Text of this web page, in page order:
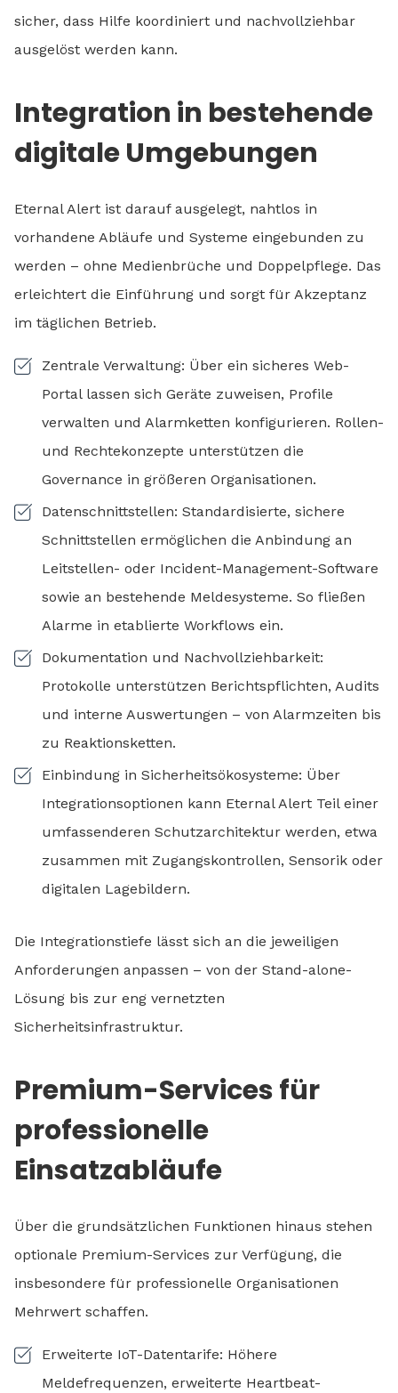
sicher, dass Hilfe koordiniert und nachvollziehbar
ausgelöst werden kann.
Integration in bestehende
digitale Umgebungen
Eternal Alert ist darauf ausgelegt, nahtlos in
vorhandene Abläufe und Systeme eingebunden zu
werden – ohne Medienbrüche und Doppelpflege. Das
erleichtert die Einführung und sorgt für Akzeptanz
im täglichen Betrieb.
Zentrale Verwaltung: Über ein sicheres Web-
Portal lassen sich Geräte zuweisen, Profile
verwalten und Alarmketten konfigurieren. Rollen-
und Rechtekonzepte unterstützen die
Governance in größeren Organisationen.
Datenschnittstellen: Standardisierte, sichere
Schnittstellen ermöglichen die Anbindung an
Leitstellen- oder Incident-Management-Software
sowie an bestehende Meldesysteme. So fließen
Alarme in etablierte Workflows ein.
Dokumentation und Nachvollziehbarkeit:
Protokolle unterstützen Berichtspflichten, Audits
und interne Auswertungen – von Alarmzeiten bis
zu Reaktionsketten.
Einbindung in Sicherheitsökosysteme: Über
Integrationsoptionen kann Eternal Alert Teil einer
umfassenderen Schutzarchitektur werden, etwa
zusammen mit Zugangskontrollen, Sensorik oder
digitalen Lagebildern.
Die Integrationstiefe lässt sich an die jeweiligen
Anforderungen anpassen – von der Stand-alone-
Lösung bis zur eng vernetzten
Sicherheitsinfrastruktur.
Premium-Services für
professionelle
Einsatzabläufe
Über die grundsätzlichen Funktionen hinaus stehen
optionale Premium-Services zur Verfügung, die
insbesondere für professionelle Organisationen
Mehrwert schaffen.
Erweiterte IoT-Datentarife: Höhere
Meldefrequenzen, erweiterte Heartbeat-